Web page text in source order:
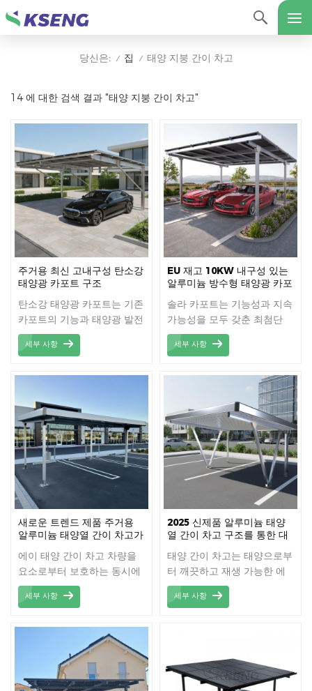
당신은: / 집 / 태양 지붕 간이 차고
14 에 대한 검색 결과 "태양 지붕 간이 차고"
주거용 최신 고내구성 탄소강
태양광 카포트 구조
탄소강 태양광 카포트는 기존
카포트의 기능과 태양광 발전
의 이점을 결합한 견고하고
비용 효율적인 솔루션입니다.
차 공간을 제공하도록 설계되
었습니다.
세부 사항
EU 재고 10KW 내구성 있는
알루미늄 방수형 태양광 카포
솔라 카포트는 기능성과 지속
가능성을 모두 갖춘 최첨단
구조물입니다. 견고한 알루미
늄 구조와 내구성 있는 방수
해한 자외선으로부터 차량을
안전하게 보호합니다.
세부 사항
새로운 트렌드 제품 주거용
알루미늄 태양열 간이 차고가
에이 태양 간이 차고 차량을
요소로부터 보호하는 동시에
태양 에너지를 활용하여 집에
힘을 발휘하여 실용성을 친환
목적 솔루션을 제공합니다.
세부 사항
2025 신제품 알루미늄 태양
열 간이 차고 구조를 통한 대
태양 간이 차고는 태양으로부
터 깨끗하고 재생 가능한 에
너지를 생성하면서 차량에 그
늘과 보호소를 제공합니다.
세부 사항